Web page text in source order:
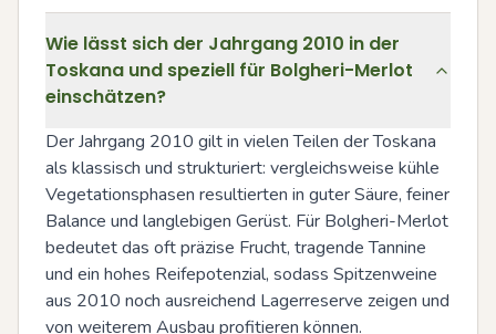
Wie lässt sich der Jahrgang 2010 in der
Toskana und speziell für Bolgheri-Merlot
einschätzen?
Der Jahrgang 2010 gilt in vielen Teilen der Toskana
als klassisch und strukturiert: vergleichsweise kühle
Vegetationsphasen resultierten in guter Säure, feiner
Balance und langlebigen Gerüst. Für Bolgheri-Merlot
bedeutet das oft präzise Frucht, tragende Tannine
und ein hohes Reifepotenzial, sodass Spitzenweine
aus 2010 noch ausreichend Lagerreserve zeigen und
von weiterem Ausbau profitieren können.